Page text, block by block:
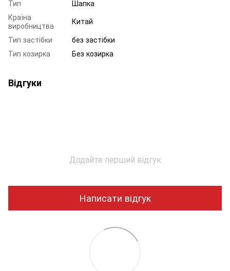
Тип
Шапка
Країна
виробництва
Китай
Тип застібки
без застібки
Тип козирка
Без козирка
Відгуки
Додайте перший відгук
Написати відгук